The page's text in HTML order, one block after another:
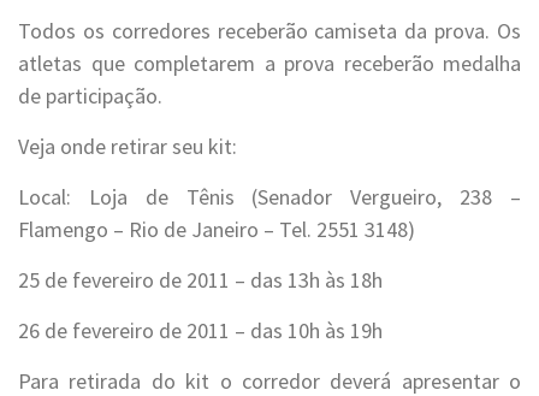
Todos os corredores receberão camiseta da prova. Os
atletas que completarem a prova receberão medalha
de participação.
Veja onde retirar seu kit:
Local: Loja de Tênis (Senador Vergueiro, 238 –
Flamengo – Rio de Janeiro – Tel. 2551 3148)
25 de fevereiro de 2011 – das 13h às 18h
26 de fevereiro de 2011 – das 10h às 19h
Para retirada do kit o corredor deverá apresentar o